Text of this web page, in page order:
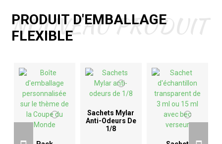
PRODUIT D'EMBALLAGE
FLEXIBLE
NOUVEAU PRODUIT
Sachets Mylar
Anti-Odeurs De
1/8